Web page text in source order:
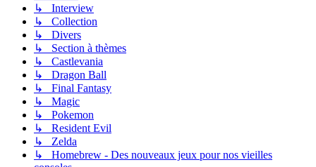
↳ Interview
↳ Collection
↳ Divers
↳ Section à thèmes
↳ Castlevania
↳ Dragon Ball
↳ Final Fantasy
↳ Magic
↳ Pokemon
↳ Resident Evil
↳ Zelda
↳ Homebrew - Des nouveaux jeux pour nos vieilles